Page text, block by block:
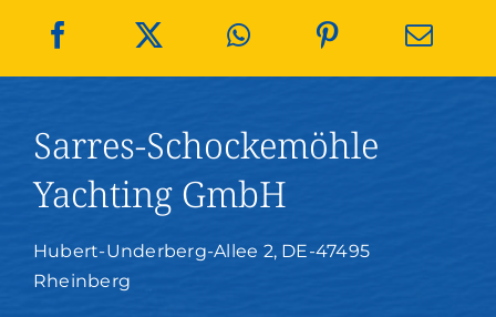
Sarres-Schockemöhle
Yachting GmbH
Hubert-Underberg-Allee 2, DE-47495
Rheinberg